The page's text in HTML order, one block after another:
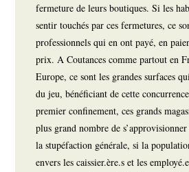
fermeture de leurs boutiques. Si les
sentir touchés par ces fermetures, ce
professionnels qui en ont payé, en
prix. A Coutances comme partout en
Europe, ce sont les grandes surfaces
du jeu, bénéficiant de cette
premier confinement, ces grands
plus grand nombre de
la stupéfaction générale, si la
envers les caissier.ère.s et les